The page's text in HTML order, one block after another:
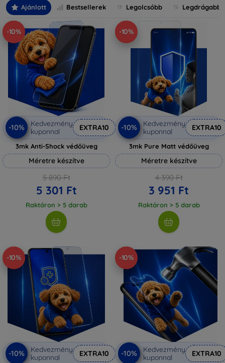
Ajánlott Bestsellerek Legolcsóbb Legdrágabb
-10%
-10%
Kedvezmény
kuponnal
EXTRA10
3mk Anti-Shock védőüveg
Méretre készítve
5 890 Ft
5 301 Ft
Raktáron > 5 darab
-10%
-10%
Kedvezmény
kuponnal
EXTRA10
3mk Pure Matt védőüveg
Méretre készítve
4 390 Ft
3 951 Ft
Raktáron > 5 darab
-10%
-10%
Kedvezmény
kuponnal
EXTRA10
-10%
-10%
Kedvezmény
kuponnal
EXTRA10